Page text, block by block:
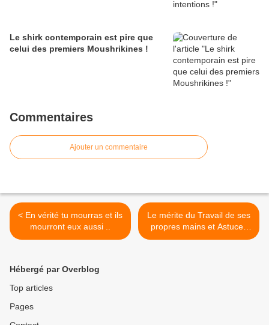
Le shirk contemporain est pire que
celui des premiers Moushrikines !
Commentaires
Ajouter un commentaire
< En vérité tu mourras et ils
mourront eux aussi ..
Le mérite du Travail de ses
propres mains et Astuces
pour la recherche d'emplois
Hébergé par Overblog
Top articles
Pages